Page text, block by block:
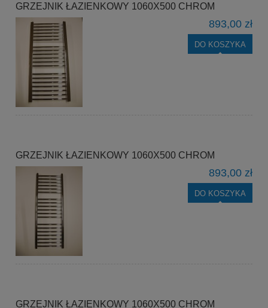
GRZEJNIK ŁAZIENKOWY 1060X500 CHROM
893,00 zł
DO KOSZYKA
GRZEJNIK ŁAZIENKOWY 1060X500 CHROM
893,00 zł
DO KOSZYKA
GRZEJNIK ŁAZIENKOWY 1060X500 CHROM